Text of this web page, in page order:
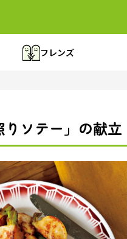
フレンズ
りソテー」の献立